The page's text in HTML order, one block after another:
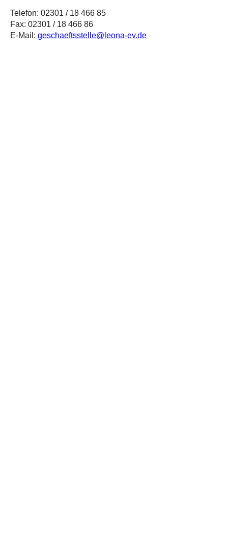
Telefon: 02301 / 18 466 85
Fax: 02301 / 18 466 86
E-Mail: geschaeftsstelle@leona-ev.de